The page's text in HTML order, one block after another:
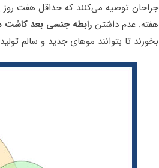
جراحان توصیه می‌کنند که حداقل هفت
هفته. عدم داشتن رابطه جنسی بعد کاشت
بخورند تا بتوانند موهای جدید و سالم